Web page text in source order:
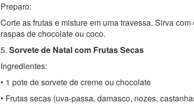
Preparo:
Corte as frutas e misture em uma travessa. Sirva
raspas de chocolate ou coco.
5. Sorvete de Natal com Frutas Secas
Ingredientes:
• 1 pote de sorvete de creme ou chocolate
• Frutas secas (uva-passa, damasco, nozes,